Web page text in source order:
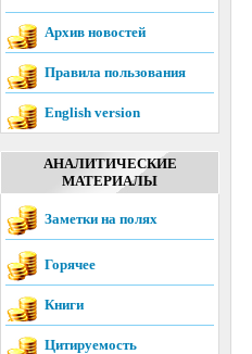
Архив новостей
Правила пользования
English version
АНАЛИТИЧЕСКИЕ
МАТЕРИАЛЫ
Заметки на полях
Горячее
Книги
Цитируемость